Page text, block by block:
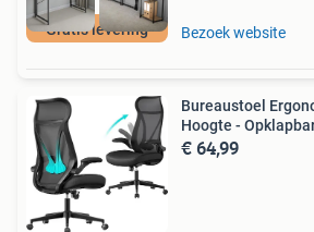
Gratis levering Bezoek website
Bureaustoel
Hoogte -
€ 64,99